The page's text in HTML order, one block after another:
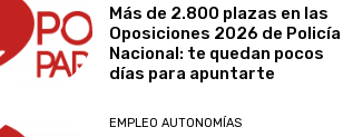
Más de 2.800 plazas en las
Oposiciones 2026 de Policía
Nacional: te quedan pocos
días para apuntarte
EMPLEO AUTONOMÍAS